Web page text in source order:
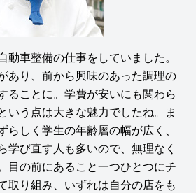
動車整備の仕事をしていました。
あり、前から興味のあった調理の
ることに。学費が安いにも関わら
いう点は大きな魅力でしたね。ま
らしく学生の年齢層の幅が広く、
学び直す人も多いので、無理なく
目の前にあること一つひとつにチ
取り組み、いずれは自分の店をも